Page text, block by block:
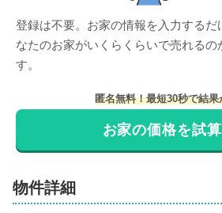
登録は不要。お家の情報を入力するだ
なたのお家がいくらくらいで売れるの
す。
匿名無料！最短30秒で結果
お家の価格を試
物件詳細